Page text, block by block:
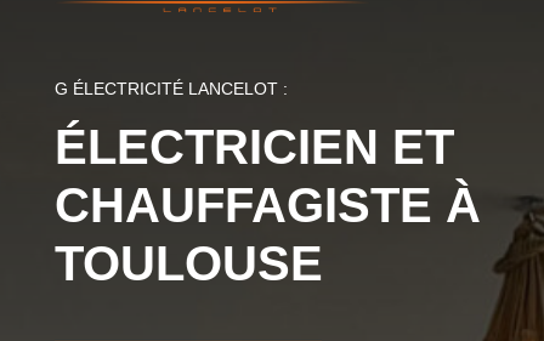
G ÉLECTRICITÉ LANCELOT :
ÉLECTRICIEN ET
CHAUFFAGISTE À
TOULOUSE